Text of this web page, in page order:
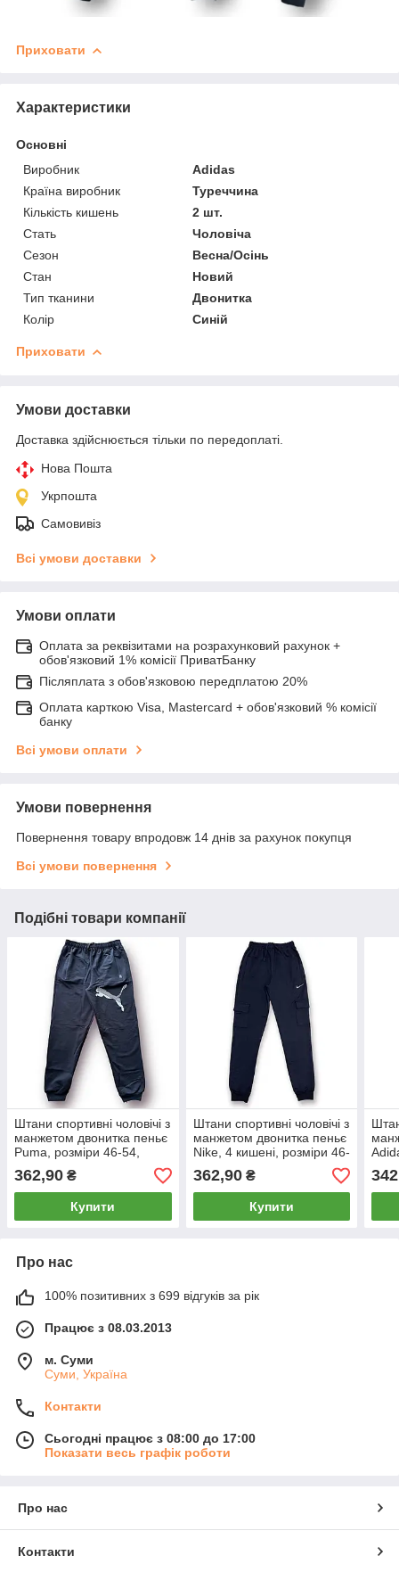
Приховати
Характеристики
Основні
Виробник
Adidas
Країна виробник
Туреччина
Кількість кишень
2 шт.
Стать
Чоловіча
Сезон
Весна/Осінь
Стан
Новий
Тип тканини
Двонитка
Колір
Синій
Приховати
Умови доставки
Доставка здійснюється тільки по передоплаті.
Нова Пошта
Укрпошта
Самовивіз
Всі умови доставки
Умови оплати
Оплата за реквізитами на розрахунковий рахунок +
обов'язковий 1% комісії ПриватБанку
Післяплата з обов'язковою передплатою 20%
Оплата карткою Visa, Mastercard + обов'язковий % комісії
банку
Всі умови оплати
Умови повернення
Повернення товару впродовж 14 днів за рахунок покупця
Всі умови повернення
Подібні товари компанії
Штани спортивні чоловічі з
манжетом двонитка пеньє
Puma, розміри 46-54,
362,90 ₴
Купити
Штани спортивні чоловічі з
манжетом двонитка пеньє
Nike, 4 кишені, розміри 46-
362,90₴
Купити
Про нас
100% позитивних з 699 відгуків за рік
Працює з 08.03.2013
м. Суми
Суми, Україна
Контакти
Сьогодні працює з 08:00 до 17:00
Показати весь графік роботи
Про нас
Контакти